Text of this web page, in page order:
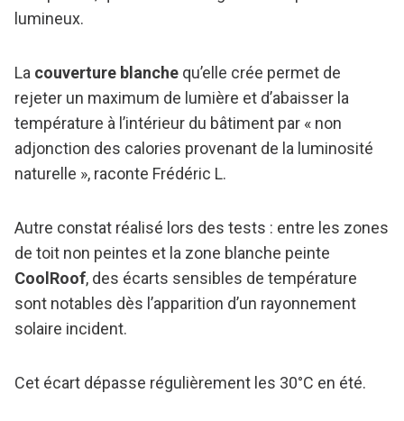
lumineux.
La couverture blanche qu’elle crée permet de
rejeter un maximum de lumière et d’abaisser la
température à l’intérieur du bâtiment par « non
adjonction des calories provenant de la luminosité
naturelle », raconte Frédéric L.
Autre constat réalisé lors des tests : entre les zones
de toit non peintes et la zone blanche peinte
CoolRoof, des écarts sensibles de température
sont notables dès l’apparition d’un rayonnement
solaire incident.
Cet écart dépasse régulièrement les 30°C en été.